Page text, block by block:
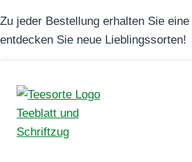
Inhalt
springen
Zu jeder Bestellung erhalten Sie
entdecken Sie neue Lieblingssorten!